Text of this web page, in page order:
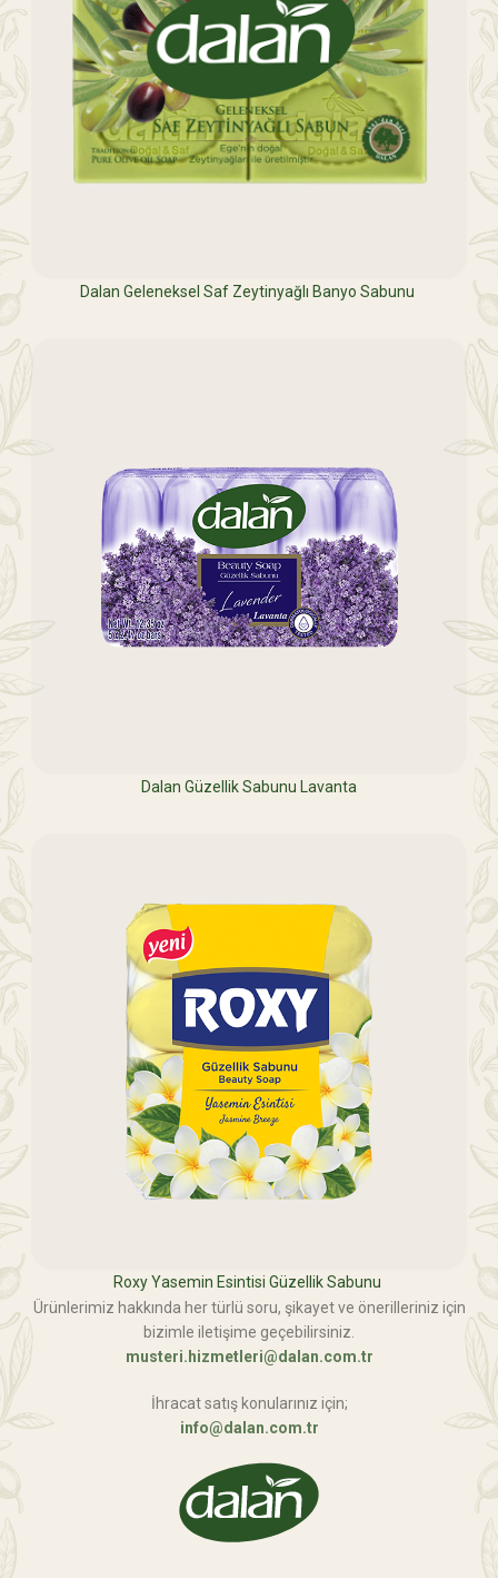
Dalan Geleneksel Saf Zeytinyağlı Banyo Sabunu
Dalan Güzellik Sabunu Lavanta
Roxy Yasemin Esintisi Güzellik Sabunu
Ürünlerimiz hakkında her türlü soru, şikayet ve önerilleriniz için
bizimle iletişime geçebilirsiniz.
musteri.hizmetleri@dalan.com.tr
İhracat satış konularınız için;
info@dalan.com.tr